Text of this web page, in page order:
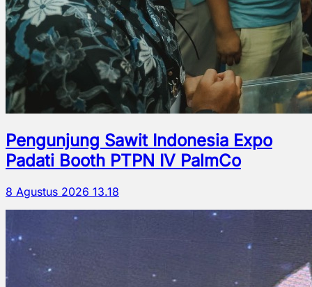
Pengunjung Sawit Indonesia Expo
Padati Booth PTPN IV PalmCo
8 Agustus 2026 13.18